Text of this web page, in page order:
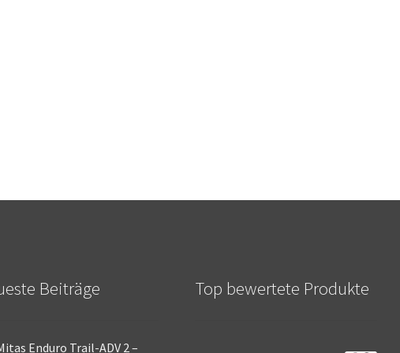
Beiträge
Enduro Trail-ADV 2 –
Top bewertete Produkte